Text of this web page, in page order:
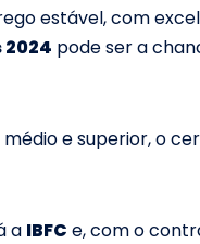
estável, com
2024 pode ser a
e superior, o
a IBFC e, com o